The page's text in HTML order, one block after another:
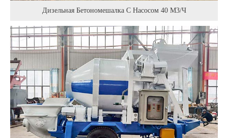
Дизельная Бетономешалка С Насосом 40 М3/ч